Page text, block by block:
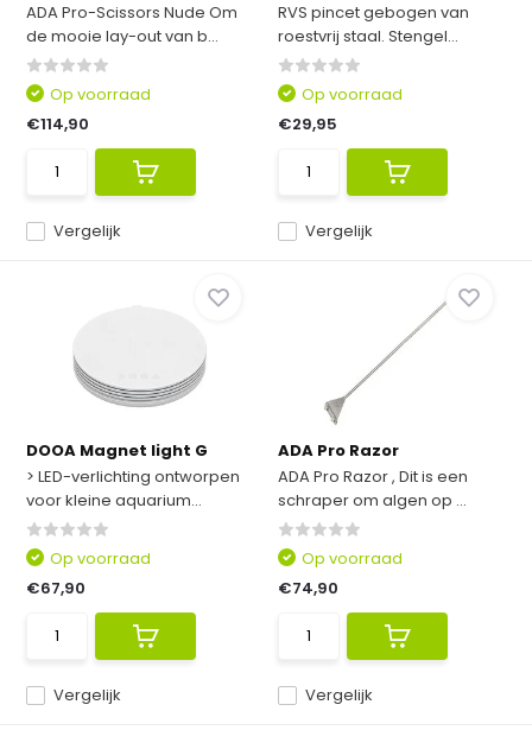
ADA Pro-Scissors Nude Om
de mooie lay-out van b...
Vergelijk
Op voorraad
€114,90
RVS pincet gebogen van
roestvrij staal. Stengel...
Vergelijk
Op voorraad
€29,95
DOOA Magnet light G
> LED-verlichting ontworpen
voor kleine aquarium...
Vergelijk
Op voorraad
€67,90
ADA Pro Razor
ADA Pro Razor , Dit is een
schraper om algen op ...
Vergelijk
Op voorraad
€74,90